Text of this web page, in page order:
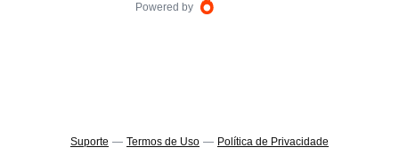
Powered by
Suporte — Termos de Uso — Política de Privacidade